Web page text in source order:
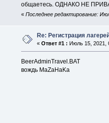
общаетесь. ОДНАКО НЕ
« Последнее редактирование:
Re: Регистрация
« Ответ #1 : Июль 15, 2021,
BeerAdminTravel.BAT
вождь MaZaHaKa